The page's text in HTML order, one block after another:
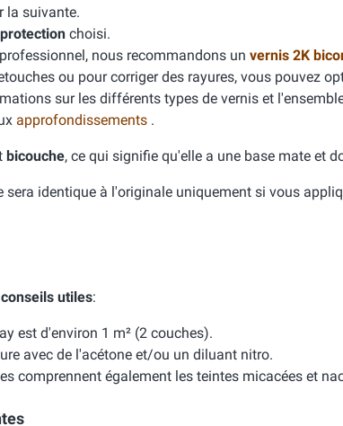
la suivante.
choisi.
nous recommandons un vernis 2K
ou pour corriger des rayures, vous pouvez
sur les différents types de vernis et
approfondissements .
bicouche, ce qui signifie qu'elle a une base mate et
sera identique à l'originale uniquement si vous
utiles:
est d'environ 1 m² (2 couches).
avec de l'acétone et/ou un diluant nitro.
comprennent également les teintes micacées et